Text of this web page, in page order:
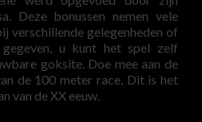
Deze bonussen nemen vele
verschillende gelegenheden of
u kunt het spel zelf
goksite. Doe mee aan de
de 100 meter race, Dit is het
van de XX eeuw.